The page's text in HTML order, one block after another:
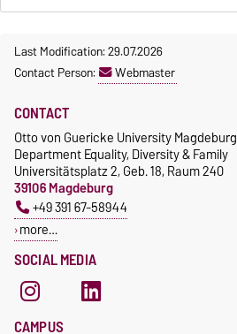
Last Modification: 29.07.2026
Contact Person:
Webmaster
SOCIAL MEDIA
CONTACT
Otto von Guericke University Magdeburg
Department Equality, Diversity & Family
Universitätsplatz 2, Geb. 18, Raum 240
39106 Magdeburg
+49 391 67-58944
more…
CAMPUS